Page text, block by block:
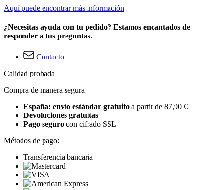
Aquí puede encontrar más información
¿Necesitas ayuda con tu pedido? Estamos encantados de
responder a tus preguntas.
Contacto
Calidad probada
Compra de manera segura
España: envío estándar gratuito a partir de 87,90 €
Devoluciones gratuitas
Pago seguro con cifrado SSL
Métodos de pago:
Transferencia bancaria